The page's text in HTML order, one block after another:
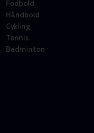
Fodbold
Håndbold
Cykling
Tennis
Badminton